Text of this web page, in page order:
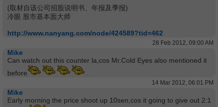
(取材自该公司招股说明书、年报及季报)
冷眼 股市基本面大师
http://www.nanyang.com/node/424589?tid=462
28 Feb 2012, 09:00 AM
Mike
Can watch out this counter la,cos Mr.Cold Eyes also mentioned it
before
14 Mar 2012, 06:01 PM
Mike
Early morning the price shoot up 10sen,cos it going to give out 2:1